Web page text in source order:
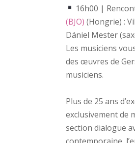
16h00 |
(BJO) (Hongrie) :
Dániel Mester
Les musiciens
des œuvres de
musiciens.
Plus de 25 ans
exclusivement de
section dialogue